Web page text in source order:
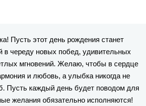
Пусть этот день рождения станет
в череду новых побед, удивительных
мгновений. Желаю, чтобы в сердце
и любовь, а улыбка никогда не
Пусть каждый день будет поводом для
желания обязательно исполняются!